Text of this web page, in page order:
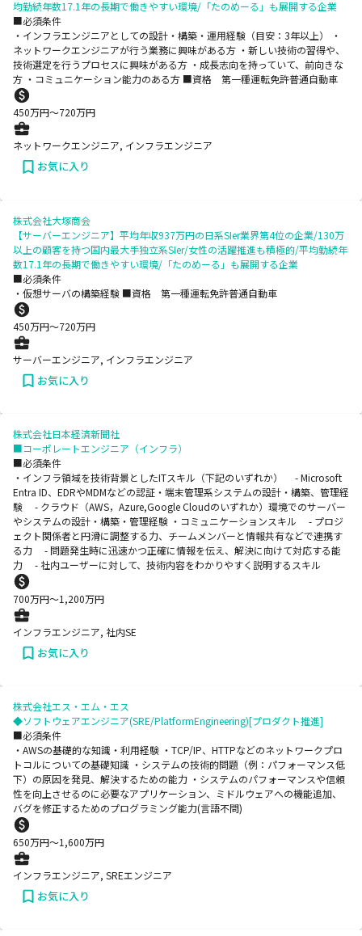
均勤続年数17.1年の長期で働きやすい環境/「たのめーる」も展開する企業
■必須条件
・インフラエンジニアとしての設計・構築・運用経験（目安：3年以上） ・
ネットワークエンジニアが行う業務に興味がある方 ・新しい技術の習得や、
技術選定を行うプロセスに興味がある方 ・成長志向を持っていて、前向きな
方 ・コミュニケーション能力のある方 ■資格 第一種運転免許普通自動車
450万円〜720万円
ネットワークエンジニア, インフラエンジニア
お気に入り
株式会社大塚商会
【サーバーエンジニア】平均年収937万円の日系SIer業界第4位の企業/130万
以上の顧客を持つ国内最大手独立系SIer/女性の活躍推進も積極的/平均勤続年
数17.1年の長期で働きやすい環境/「たのめーる」も展開する企業
■必須条件
・仮想サーバの構築経験 ■資格 第一種運転免許普通自動車
450万円〜720万円
サーバーエンジニア, インフラエンジニア
お気に入り
株式会社日本経済新聞社
■コーポレートエンジニア（インフラ）
■必須条件
・インフラ領域を技術背景としたITスキル（下記のいずれか） - Microsoft
Entra ID、EDRやMDMなどの認証・端末管理系システムの設計・構築、管理経
験 - クラウド（AWS，Azure,Google Cloudのいずれか）環境でのサーバー
やシステムの設計・構築・管理経験 ・コミュニケーションスキル - プロジ
ェクト関係者と円滑に調整する力、チームメンバーと情報共有などで連携す
る力 - 問題発生時に迅速かつ正確に情報を伝え、解決に向けて対応する能
力 - 社内ユーザーに対して、技術内容をわかりやすく説明するスキル
700万円〜1,200万円
インフラエンジニア, 社内SE
お気に入り
株式会社エス・エム・エス
◆ソフトウェアエンジニア(SRE/PlatformEngineering)[プロダクト推進]
■必須条件
・AWSの基礎的な知識・利用経験 ・TCP/IP、HTTPなどのネットワークプロ
トコルについての基礎知識 ・システムの技術的問題（例：パフォーマンス低
下）の原因を発見、解決するための能力 ・システムのパフォーマンスや信頼
性を向上させるのに必要なアプリケーション、ミドルウェアへの機能追加、
バグを修正するためのプログラミング能力(言語不問)
650万円〜1,600万円
インフラエンジニア, SREエンジニア
お気に入り